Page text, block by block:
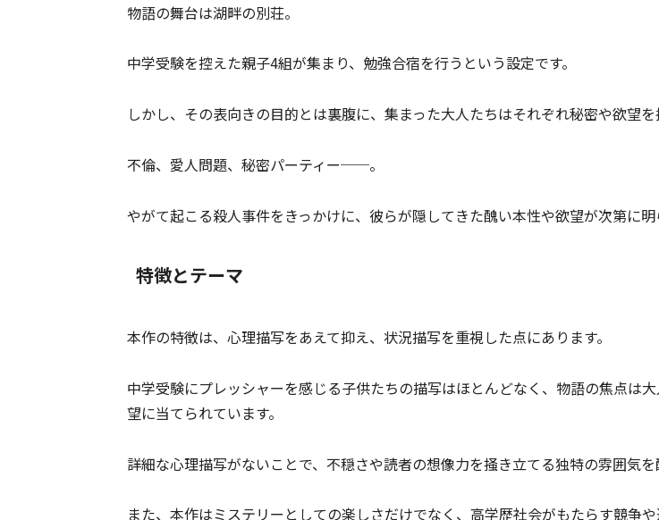
物語の舞台は湖畔の別荘。
中学受験を控えた親子4組が集まり、勉強合宿を行うという設定です。
しかし、その表向きの目的とは裏腹に、集まった大人たちはそれぞれ秘密や欲望を
不倫、愛人問題、秘密パーティー──。
やがて起こる殺人事件をきっかけに、彼らが隠してきた醜い本性や欲望が次第に明
特徴とテーマ
本作の特徴は、心理描写をあえて抑え、状況描写を重視した点にあります。
中学受験にプレッシャーを感じる子供たちの描写はほとんどなく、物語の焦点は
望に当てられています。
詳細な心理描写がないことで、不穏さや読者の想像力を掻き立てる独特の雰囲気を
また、本作はミステリーとしての楽しさだけでなく、高学歴社会がもたらす競争